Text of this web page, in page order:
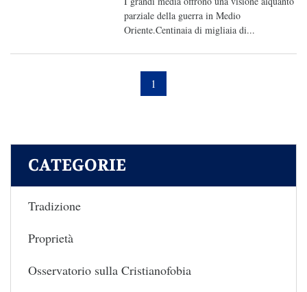
parziale della guerra in Medio
Oriente.Centinaia di migliaia di...
1
CATEGORIE
Tradizione
Proprietà
Osservatorio sulla Cristianofobia